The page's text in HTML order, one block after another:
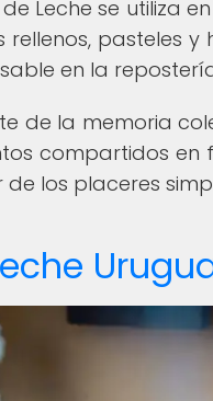
Leche se utiliza
pasteles
en la
de la memoria
compartidos en
los placeres